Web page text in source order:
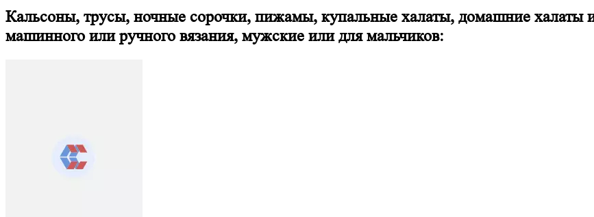
Кальсоны, трусы, ночные сорочки, пижамы, купальные халаты, домашние халаты
машинного или ручного вязания, мужские или для мальчиков: